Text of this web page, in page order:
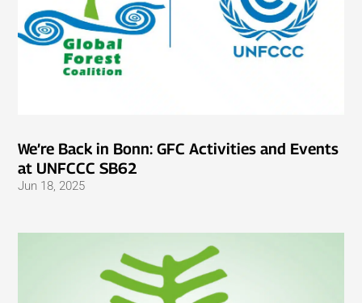
We’re Back in Bonn: GFC Activities and Events
at UNFCCC SB62
Jun 18, 2025